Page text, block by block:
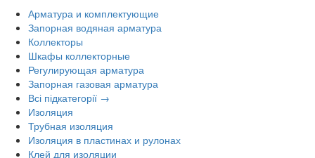
Арматура и комплектующие
Запорная водяная арматура
Коллекторы
Шкафы коллекторные
Регулирующая арматура
Запорная газовая арматура
Всі підкатегорії →
Изоляция
Трубная изоляция
Изоляция в пластинах и рулонах
Клей для изоляции